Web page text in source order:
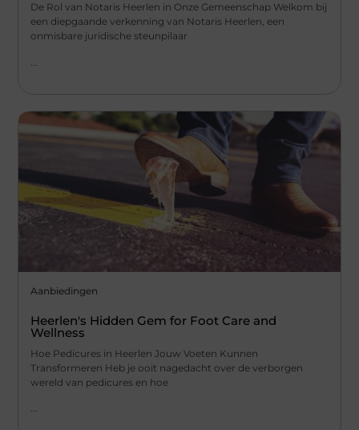
De Rol van Notaris Heerlen in Onze Gemeenschap Welkom bij
een diepgaande verkenning van Notaris Heerlen, een
onmisbare juridische steunpilaar
Aanbiedingen
Heerlen's Hidden Gem for Foot Care and
Wellness
Hoe Pedicures in Heerlen Jouw Voeten Kunnen
Transformeren Heb je ooit nagedacht over de verborgen
wereld van pedicures en hoe